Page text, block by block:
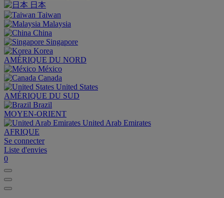
日本
Taiwan
Malaysia
China
Singapore
Korea
AMÉRIQUE DU NORD
México
Canada
United States
AMÉRIQUE DU SUD
Brazil
MOYEN-ORIENT
United Arab Emirates
AFRIQUE
Se connecter
Liste d'envies
0